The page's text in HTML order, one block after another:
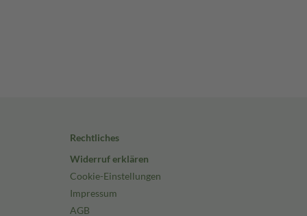
Rechtliches
Widerruf erklären
Cookie-Einstellungen
Impressum
AGB